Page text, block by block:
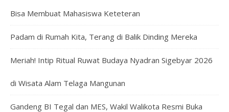
Bisa Membuat Mahasiswa Keteteran
Padam di Rumah Kita, Terang di Balik Dinding Mereka
Meriah! Intip Ritual Ruwat Budaya Nyadran Sigebyar 2026
di Wisata Alam Telaga Mangunan
Gandeng BI Tegal dan MES, Wakil Walikota Resmi Buka